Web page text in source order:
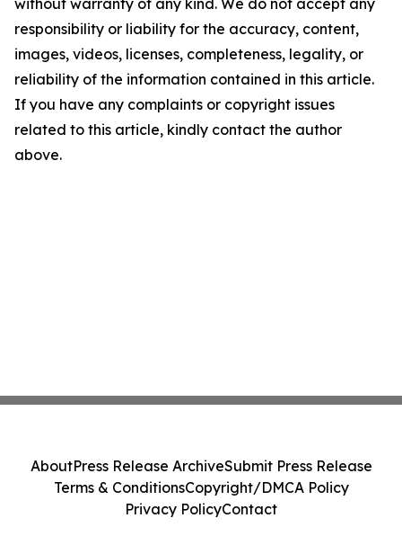
without warranty of any kind. We do not accept any
responsibility or liability for the accuracy, content,
images, videos, licenses, completeness, legality, or
reliability of the information contained in this article.
If you have any complaints or copyright issues
related to this article, kindly contact the author
above.
AboutPress Release ArchiveSubmit Press Release
Terms & ConditionsCopyright/DMCA Policy
Privacy PolicyContact